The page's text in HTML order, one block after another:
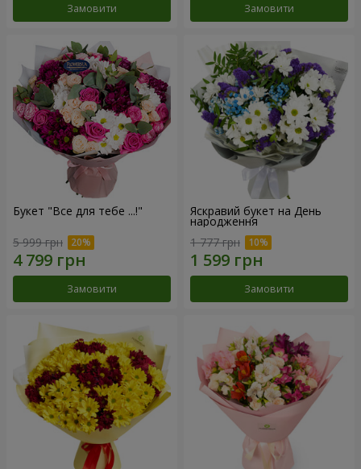
Замовити Замовити
Букет "Все для тебе ...!"
5 999 грн
Замовити
Яскравий букет на День
народження
1 777 грн
Замовити